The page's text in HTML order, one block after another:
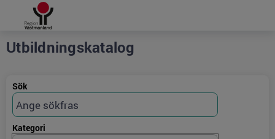
Grade
Portal
Utbildningskatalog
Sök
Kategori